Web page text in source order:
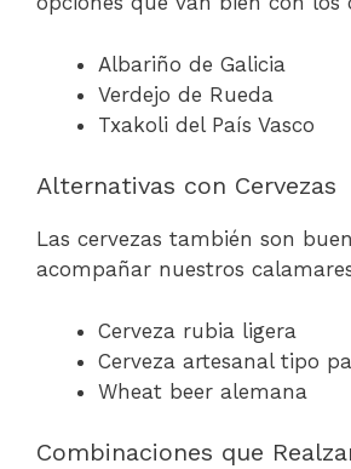
Albariño de Galicia
Verdejo de Rueda
Txakoli del País Vasco
Alternativas con Cervezas
Las cervezas también son
acompañar nuestros
Cerveza rubia ligera
Cerveza artesanal tipo
Wheat beer alemana
Combinaciones que